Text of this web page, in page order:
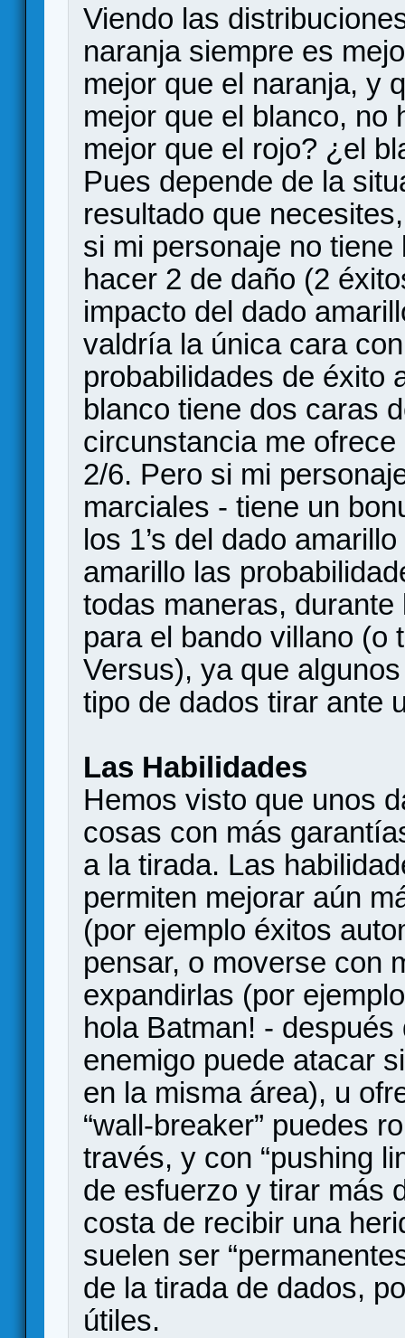
Viendo las
naranja siempre es
mejor que el naranja, y
mejor que el blanco, no
mejor que el rojo? ¿el
Pues depende de la
resultado que
si mi personaje no
hacer 2 de daño (2
impacto del dado
valdría la única cara
probabilidades de éxito
blanco tiene dos caras
circunstancia me
2/6. Pero si mi
marciales - tiene un
los 1’s del dado
amarillo las
todas maneras, durante
para el bando villano (o
Versus), ya que
tipo de dados tirar ante
Las Habilidades
Hemos visto que unos
cosas con más
a la tirada. Las
permiten mejorar aún
(por ejemplo éxitos
pensar, o moverse con
expandirlas (por
hola Batman! -
enemigo puede atacar
en la misma área), u
“wall-breaker” puedes
través, y con “pushing
de esfuerzo y tirar más
costa de recibir una
suelen ser
de la tirada de dados,
útiles.